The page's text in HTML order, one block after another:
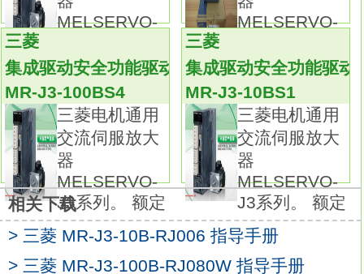
菱电机通用交流伺服放大器MELSERVO-J3系
列。
额定输出：3.5kw。
接口类型：SSCNETⅢ光纤通讯型。
特殊功能：集成驱动安全功能。
电源规格：三相AC200V。
STO功能作为一个安全功能增加到了
SSCNETⅢ光纤通讯型的伺服放大器中。
通过使用STO功能，以往为防止电机意外启动
而使用的电磁接触器则不再需要了。
通过使用MR-J3-D05安全逻辑单元可实现SS1
功能。
MELSERVO-
MELSERVO-
三菱
集成驱动安全功能驱动器
MR-J3-100BS4
三菱电机通用
交流伺服放大
器
MELSERVO-
J3系列。 额定
三菱
集成驱动安全功能驱动
MR-J3-10BS1
三菱电机通用
交流伺服放大
器
MELSERVO-
J3系列。 额定
相关下载
> 三菱 MR-J3-10B-RJ006 指导手册
> 三菱 MR-J3-100B-RJ080W 指导手册